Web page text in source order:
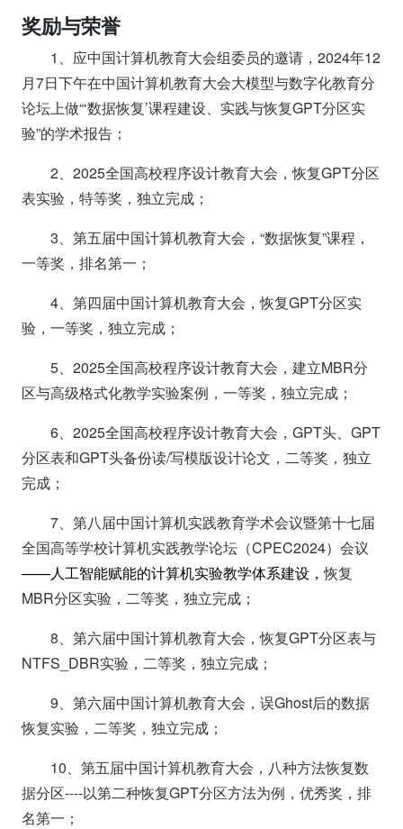
奖励与荣誉
1、应中国计算机教育大会组委员的邀请，2024年12
月7日下午在中国计算机教育大会大模型与数字化教育分
论坛上做“‘数据恢复’课程建设、实践与恢复GPT分区实
验”的学术报告；
2、2025全国高校程序设计教育大会，恢复GPT分区
表实验，特等奖，独立完成；
3、第五届中国计算机教育大会，“数据恢复”课程，
一等奖，排名第一；
4、第四届中国计算机教育大会，恢复GPT分区实
验，一等奖，独立完成；
5、2025全国高校程序设计教育大会，建立MBR分
区与高级格式化教学实验案例，一等奖，独立完成；
6、2025全国高校程序设计教育大会，GPT头、GPT
分区表和GPT头备份读/写模版设计论文，二等奖，独立
完成；
7、第八届中国计算机实践教育学术会议暨第十七届
全国高等学校计算机实践教学论坛（CPEC2024）会议
——人工智能赋能的计算机实验教学体系建设，恢复
MBR分区实验，二等奖，独立完成；
8、第六届中国计算机教育大会，恢复GPT分区表与
NTFS_DBR实验，二等奖，独立完成；
9、第六届中国计算机教育大会，误Ghost后的数据
恢复实验，二等奖，独立完成；
10、第五届中国计算机教育大会，八种方法恢复数
据分区----以第二种恢复GPT分区方法为例，优秀奖，排
名第一；